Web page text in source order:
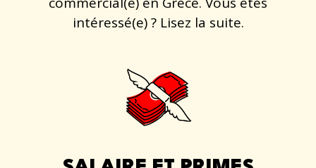
intéressé(e) ? Lisez la suite.